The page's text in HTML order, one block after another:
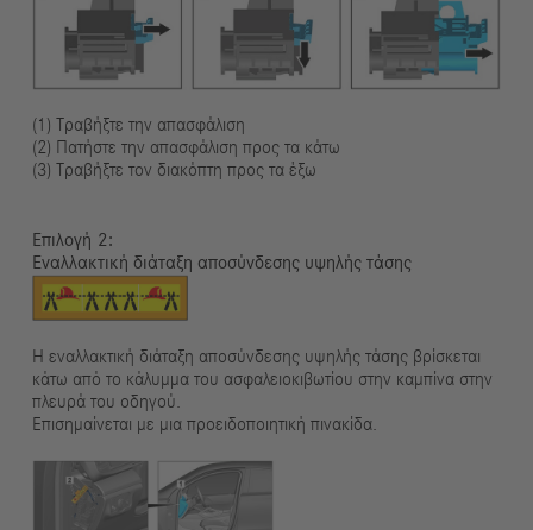
(1) Τραβήξτε την απασφάλιση
(2) Πατήστε την απασφάλιση προς τα κάτω
(3) Τραβήξτε τον διακόπτη προς τα έξω
Επιλογή
Εναλλακτική διάταξη αποσύνδεσης υψηλής τάσης
Η εναλλακτική διάταξη αποσύνδεσης υψηλής τάσης βρίσκεται
κάτω από το κάλυμμα του ασφαλειοκιβωτίου στην καμπίνα στην
πλευρά του οδηγού.
Επισημαίνεται με μια προειδοποιητική πινακίδα.